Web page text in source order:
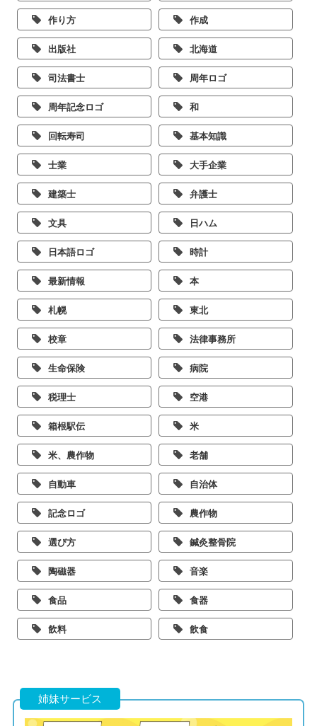
作り方 作成
出版社 北海道
司法書士 周年ロゴ
周年記念ロゴ 和
回転寿司 基本知識
士業 大手企業
建築士 弁護士
文具 日ハム
日本語ロゴ 時計
最新情報 本
札幌 東北
校章 法律事務所
生命保険 病院
税理士 空港
箱根駅伝 米
米、農作物 老舗
自動車 自治体
記念ロゴ 農作物
選び方 鍼灸整骨院
陶磁器 音楽
食品 食器
飲料 飲食
姉妹サービス